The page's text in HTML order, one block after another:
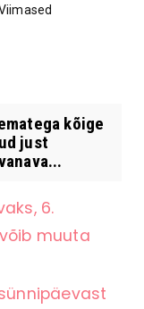
kõige
just
6.
muuta